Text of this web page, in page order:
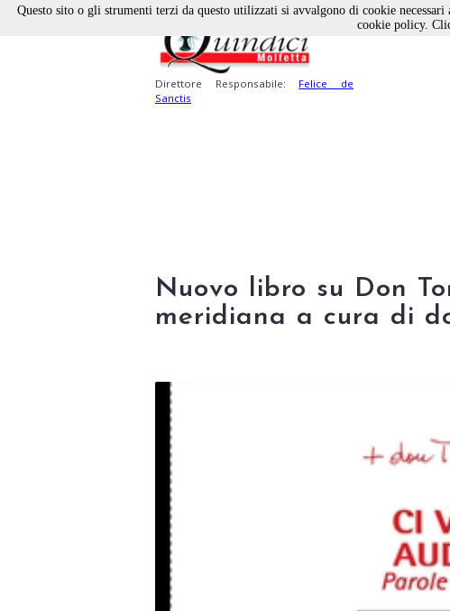
Direttore Responsabile: Felice de
Sanctis
Nuovo libro su Don
meridiana a cura di
Questo sito o gli strumenti terzi da questo utilizzati si avvalgono di cookie
cookie policy.